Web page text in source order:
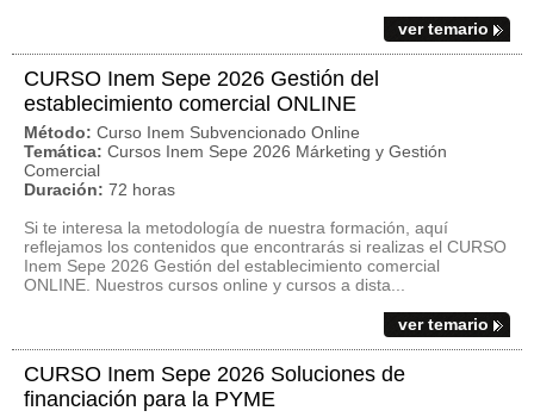
ver temario
CURSO Inem Sepe 2026 Gestión del
establecimiento comercial ONLINE
Método: Curso Inem Subvencionado Online
Temática: Cursos Inem Sepe 2026 Márketing y Gestión
Comercial
Duración: 72 horas
Si te interesa la metodología de nuestra formación, aquí
reflejamos los contenidos que encontrarás si realizas el CURSO
Inem Sepe 2026 Gestión del establecimiento comercial
ONLINE. Nuestros cursos online y cursos a dista...
ver temario
CURSO Inem Sepe 2026 Soluciones de
financiación para la PYME